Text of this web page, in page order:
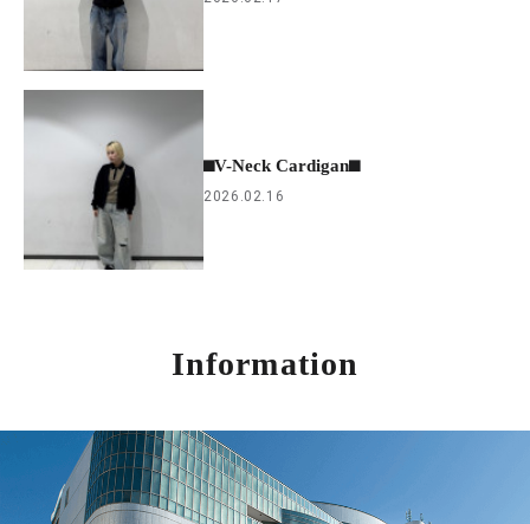
⬛︎V-Neck Cardigan⬛︎
2026.02.16
Information